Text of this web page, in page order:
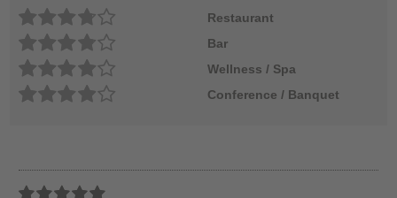
Restaurant
Bar
Wellness / Spa
Conference / Banquet